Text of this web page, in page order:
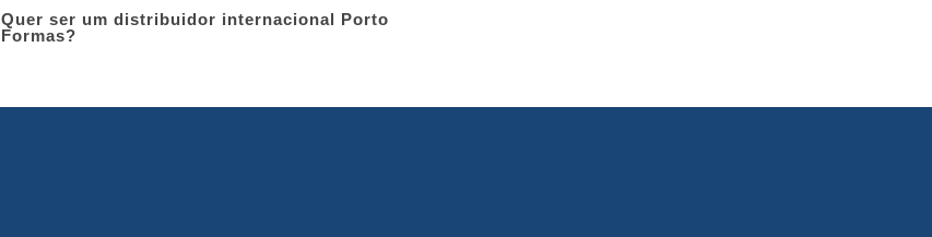
Quer ser um distribuidor internacional Porto
Formas?